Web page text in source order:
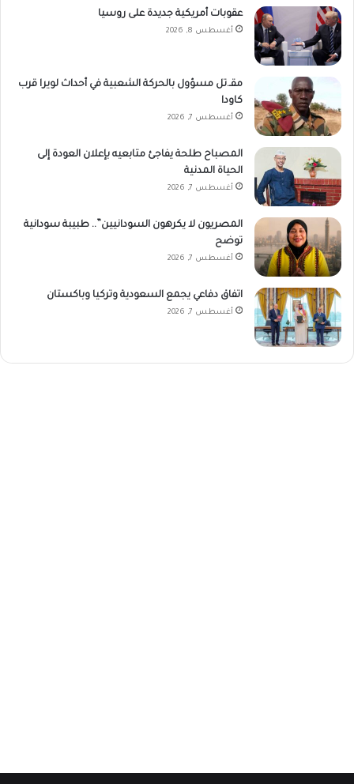
عقوبات أمريكية جديدة على روسيا
أغسطس 8, 2026
مقـ.تل مسؤول بالحركة الشعبية في أحداث لويرا قرب
كاودا
أغسطس 7, 2026
المصباح طلحة يفاجئ متابعيه بإعلان العودة إلى
الحياة المدنية
أغسطس 7, 2026
المصريون لا يكرهون السودانيين”.. طبيبة سودانية
توضح
أغسطس 7, 2026
اتفاق دفاعي يجمع السعودية وتركيا وباكستان
أغسطس 7, 2026